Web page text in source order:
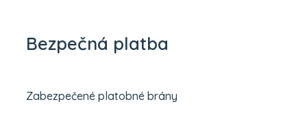
Bezpečná platba
Zabezpečené platobné brány